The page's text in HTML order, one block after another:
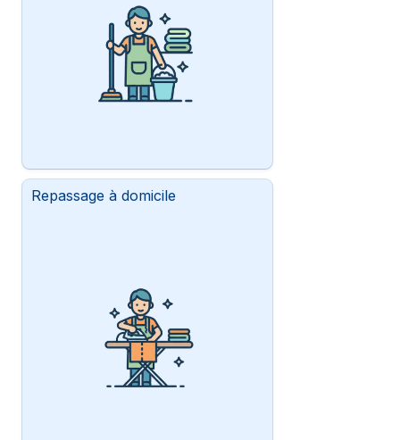
Repassage à domicile